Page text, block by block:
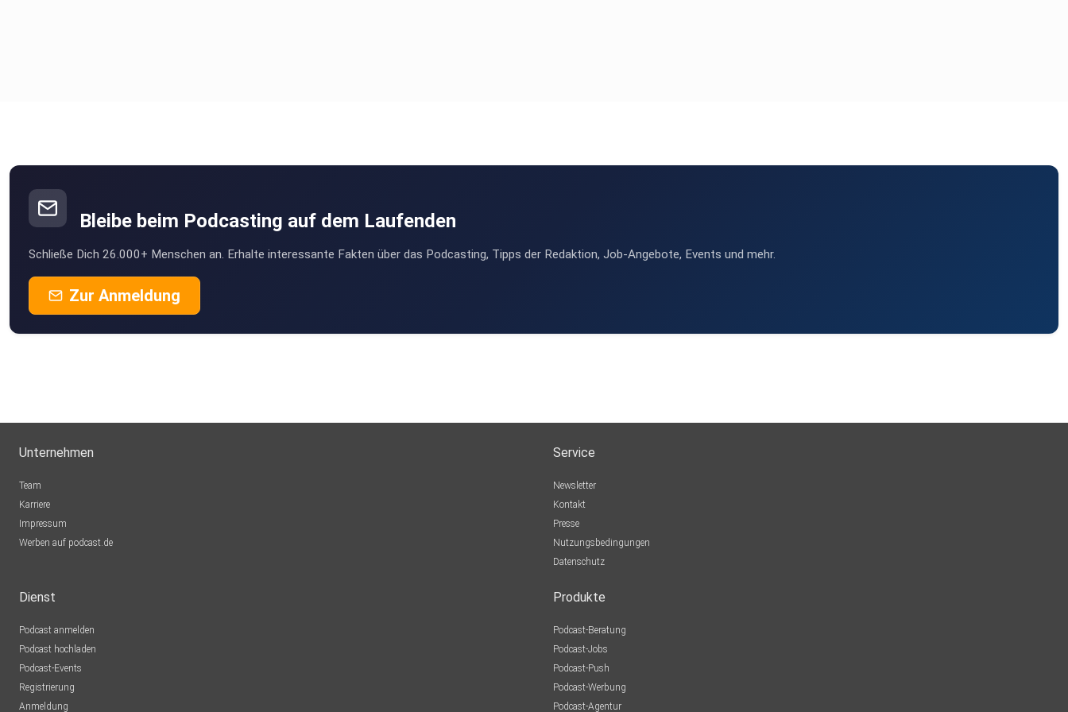
Bleibe beim Podcasting auf dem Laufenden
Schließe Dich 26.000+ Menschen an. Erhalte interessante Fakten über das Podcasting, Tipps der Redaktion, Job-Angebote, Events und mehr.
Zur Anmeldung
Unternehmen
Team
Karriere
Impressum
Werben auf podcast.de
Service
Newsletter
Kontakt
Presse
Nutzungsbedingungen
Datenschutz
Dienst
Podcast anmelden
Podcast hochladen
Podcast-Events
Registrierung
Anmeldung
Produkte
Podcast-Beratung
Podcast-Jobs
Podcast-Push
Podcast-Werbung
Podcast-Agentur